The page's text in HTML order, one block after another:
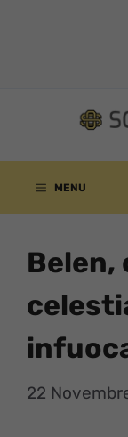
contenuto
MENU
Belen,
22